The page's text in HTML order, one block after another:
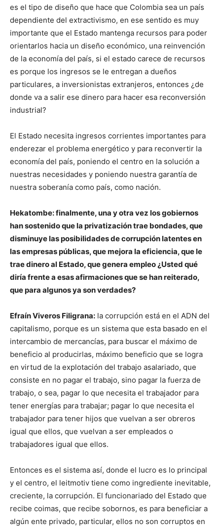
es el tipo de diseño que hace que Colombia sea un país
dependiente del extractivismo, en ese sentido es muy
importante que el Estado mantenga recursos para poder
orientarlos hacia un diseño económico, una reinvención
de la economía del país, si el estado carece de recursos
es porque los ingresos se le entregan a dueños
particulares, a inversionistas extranjeros, entonces ¿de
donde va a salir ese dinero para hacer esa reconversión
industrial?
El Estado necesita ingresos corrientes importantes para
enderezar el problema energético y para reconvertir la
economía del país, poniendo el centro en la solución a
nuestras necesidades y poniendo nuestra garantía de
nuestra soberanía como país, como nación.
Hekatombe: finalmente, una y otra vez los gobiernos
han sostenido que la privatización trae bondades, que
disminuye las posibilidades de corrupción latentes en
las empresas públicas, que mejora la eficiencia, que le
trae dinero al Estado, que genera empleo ¿Usted qué
diría frente a esas afirmaciones que se han reiterado,
que para algunos ya son verdades?
Efraín Viveros Filigrana: la corrupción está en el ADN del
capitalismo, porque es un sistema que esta basado en el
intercambio de mercancías, para buscar el máximo de
beneficio al producirlas, máximo beneficio que se logra
en virtud de la explotación del trabajo asalariado, que
consiste en no pagar el trabajo, sino pagar la fuerza de
trabajo, o sea, pagar lo que necesita el trabajador para
tener energías para trabajar; pagar lo que necesita el
trabajador para tener hijos que vuelvan a ser obreros
igual que ellos, que vuelvan a ser empleados o
trabajadores igual que ellos.
Entonces es el sistema así, donde el lucro es lo principal
y el centro, el leitmotiv tiene como ingrediente inevitable,
creciente, la corrupción. El funcionariado del Estado que
recibe coimas, que recibe sobornos, es para beneficiar a
algún ente privado, particular, ellos no son corruptos en